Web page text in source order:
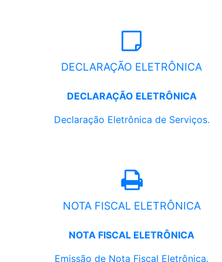
DECLARAÇÃO ELETRÔNICA
DECLARAÇÃO ELETRÔNICA
Declaração Eletrônica de Serviços.
NOTA FISCAL ELETRÔNICA
NOTA FISCAL ELETRÔNICA
Emissão de Nota Fiscal Eletrônica.